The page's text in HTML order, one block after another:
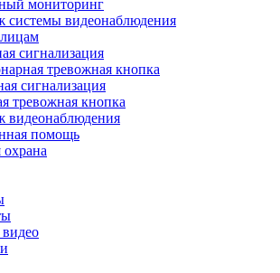
мониторинг
системы видеонаблюдения
сигнализация
тревожная кнопка
сигнализация
тревожная кнопка
видеонаблюдения
помощь